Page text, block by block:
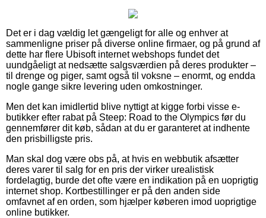
Det er i dag vældig let gængeligt for alle og enhver at
sammenligne priser på diverse online firmaer, og på grund af
dette har flere Ubisoft internet webshops fundet det
uundgåeligt at nedsætte salgsværdien på deres produkter –
til drenge og piger, samt også til voksne – enormt, og endda
nogle gange sikre levering uden omkostninger.
Men det kan imidlertid blive nyttigt at kigge forbi visse e-
butikker efter rabat på Steep: Road to the Olympics før du
gennemfører dit køb, sådan at du er garanteret at indhente
den prisbilligste pris.
Man skal dog være obs på, at hvis en webbutik afsætter
deres varer til salg for en pris der virker urealistisk
fordelagtig, burde det ofte være en indikation på en uoprigtig
internet shop. Kortbestillinger er på den anden side
omfavnet af en orden, som hjælper køberen imod uoprigtige
online butikker.